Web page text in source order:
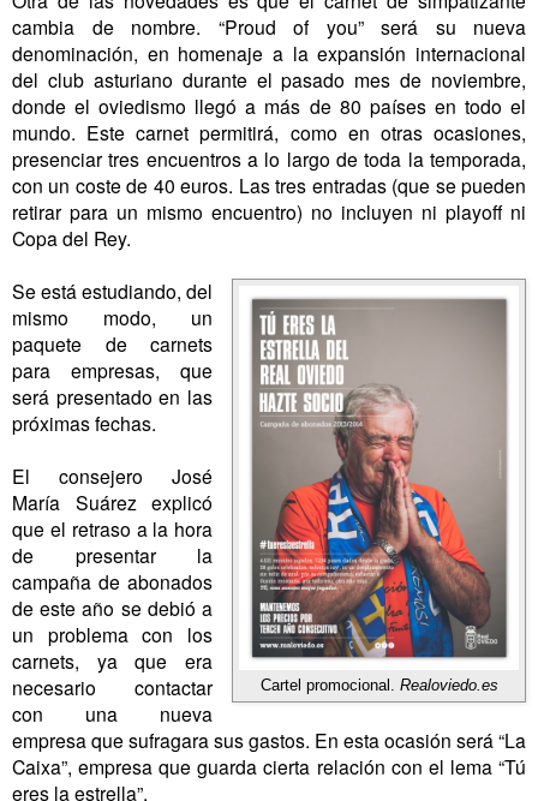
cambia de nombre. “Proud of you” será su nueva
denominación, en homenaje a la expansión internacional
del club asturiano durante el pasado mes de noviembre,
donde el oviedismo llegó a más de 80 países en todo el
mundo. Este carnet permitirá, como en otras ocasiones,
presenciar tres encuentros a lo largo de toda la temporada,
con un coste de 40 euros. Las tres entradas (que se pueden
retirar para un mismo encuentro) no incluyen ni playoff ni
Copa del Rey.
Cartel promocional. Realoviedo.es
Se está estudiando, del
mismo modo, un
paquete de carnets
para empresas, que
será presentado en las
próximas fechas.
El consejero José
María Suárez explicó
que el retraso a la hora
de presentar la
campaña de abonados
de este año se debió a
un problema con los
carnets, ya que era
necesario contactar
con una nueva
empresa que sufragara sus gastos. En esta ocasión será “La
Caixa”, empresa que guarda cierta relación con el lema “Tú
eres la estrella”.